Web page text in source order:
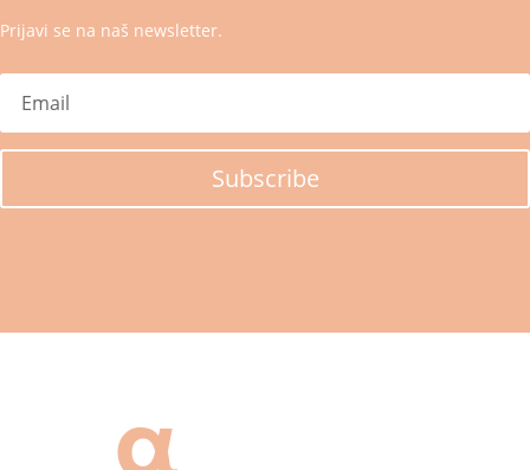
Prijavi se na naš newsletter.
Subscribe